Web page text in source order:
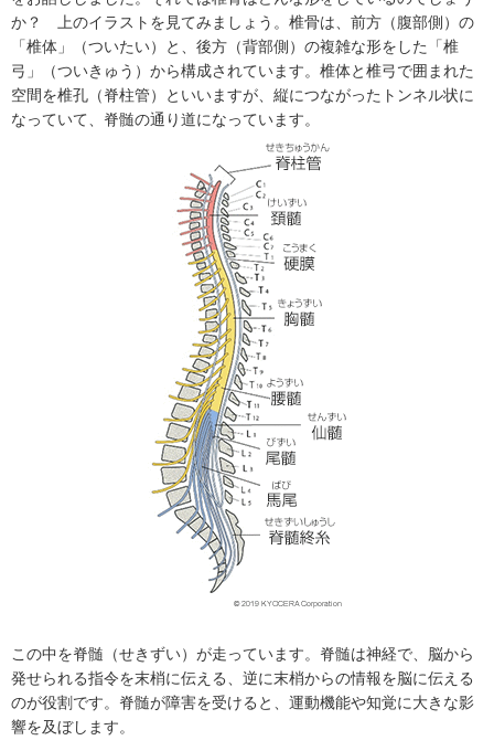
か？ 上のイラストを見てみましょう。椎骨は、前方（腹部側）の
「椎体」（ついたい）と、後方（背部側）の複雑な形をした「椎
弓」（ついきゅう）から構成されています。椎体と椎弓で囲まれた
空間を椎孔（脊柱管）といいますが、縦につながったトンネル状に
なっていて、脊髄の通り道になっています。
この中を脊髄（せきずい）が走っています。脊髄は神経で、脳から
発せられる指令を末梢に伝える、逆に末梢からの情報を脳に伝える
のが役割です。脊髄が障害を受けると、運動機能や知覚に大きな影
響を及ぼします。